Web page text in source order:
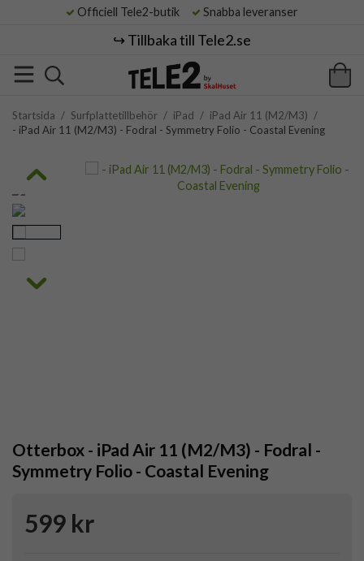
Officiell Tele2-butik Snabba leveranser
↪️ Tillbaka till Tele2.se
Startsida / Surfplattetillbehör / iPad / iPad Air 11 (M2/M3) /
- iPad Air 11 (M2/M3) - Fodral - Symmetry Folio - Coastal Evening
Otterbox - iPad Air 11 (M2/M3) - Fodral -
Symmetry Folio - Coastal Evening
599 kr